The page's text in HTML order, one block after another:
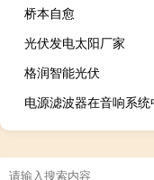
桥本自愈
光伏发电太阳厂家
格润智能光伏